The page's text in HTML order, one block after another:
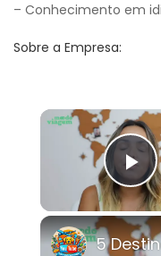
– Conhecimento em
Sobre a Empresa: